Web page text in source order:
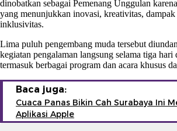
dinobatkan sebagai Pemenang Unggulan
yang menunjukkan inovasi, kreativitas, dampak
inklusivitas.
Lima puluh pengembang muda tersebut
kegiatan pengalaman langsung selama tiga
termasuk berbagai program dan acara khusus
Baca juga:
Cuaca Panas Bikin Cah Surabaya Ini
Aplikasi Apple